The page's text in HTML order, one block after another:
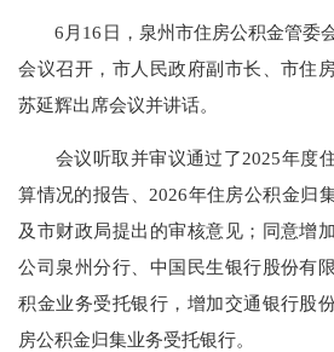
6月16日，泉州市住房公积金管委
会议召开，市人民政府副市长、市住
苏延辉出席会议并讲话。
会议听取并审议通过了2025年度
算情况的报告、2026年住房公积金归
及市财政局提出的审核意见；同意增
公司泉州分行、中国民生银行股份有
积金业务受托银行，增加交通银行股
房公积金归集业务受托银行。